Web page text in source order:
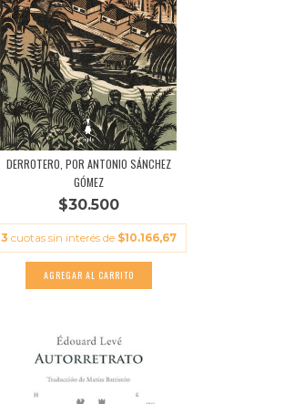
DERROTERO, POR ANTONIO SÁNCHEZ
GÓMEZ
$30.500
3 cuotas sin interés de $10.166,67